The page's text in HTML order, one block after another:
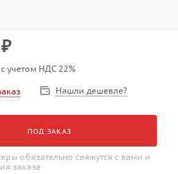
₽
учетом НДС 22%
Нашли дешевле?
ПОД ЗАКАЗ
обязательно свяжутся с вами и
заказа